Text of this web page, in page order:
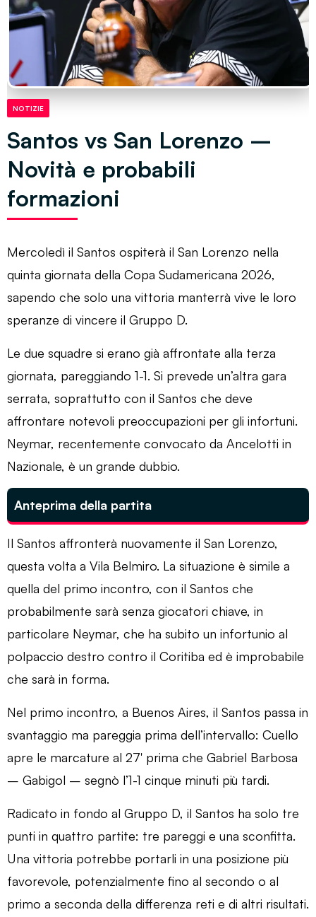
NOTIZIE
Santos vs San Lorenzo –
Novità e probabili
formazioni
Mercoledì il Santos ospiterà il San Lorenzo nella
quinta giornata della Copa Sudamericana 2026,
sapendo che solo una vittoria manterrà vive le loro
speranze di vincere il Gruppo D.
Le due squadre si erano già affrontate alla terza
giornata, pareggiando 1-1. Si prevede un’altra gara
serrata, soprattutto con il Santos che deve
affrontare notevoli preoccupazioni per gli infortuni.
Neymar, recentemente convocato da Ancelotti in
Nazionale, è un grande dubbio.
Anteprima della partita
Il Santos affronterà nuovamente il San Lorenzo,
questa volta a Vila Belmiro. La situazione è simile a
quella del primo incontro, con il Santos che
probabilmente sarà senza giocatori chiave, in
particolare Neymar, che ha subito un infortunio al
polpaccio destro contro il Coritiba ed è improbabile
che sarà in forma.
Nel primo incontro, a Buenos Aires, il Santos passa in
svantaggio ma pareggia prima dell’intervallo: Cuello
apre le marcature al 27′ prima che Gabriel Barbosa
– Gabigol – segnò l’1-1 cinque minuti più tardi.
Radicato in fondo al Gruppo D, il Santos ha solo tre
punti in quattro partite: tre pareggi e una sconfitta.
Una vittoria potrebbe portarli in una posizione più
favorevole, potenzialmente fino al secondo o al
primo a seconda della differenza reti e di altri risultati.